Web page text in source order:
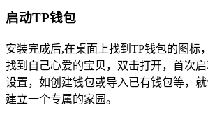
启动TP钱包
安装完成后,在桌面上找到TP钱包的图标
找到自己心爱的宝贝，双击打开，首次
设置，如创建钱包或导入已有钱包等，
建立一个专属的家园。